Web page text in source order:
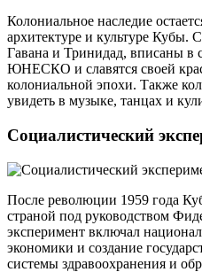
Колониальное наследие
архитектуре и культуре Кубы.
Гавана и Тринидад, вписаны в
ЮНЕСКО и славятся своей
колониальной эпохи. Также
увидеть в музыке, танцах и
Социалистический
После революции 1959 года
страной под руководством
эксперимент включал
экономики и создание
системы здравоохранения и